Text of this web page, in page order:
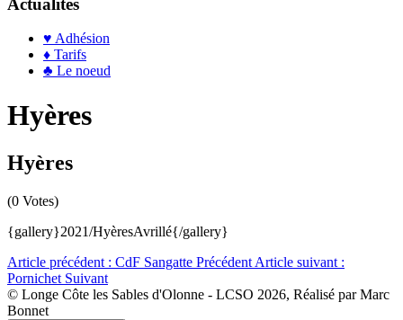
Actualités
♥ Adhésion
♦ Tarifs
♣ Le noeud
Hyères
Hyères
(0 Votes)
{gallery}2021/HyèresAvrillé{/gallery}
Article précédent : CdF Sangatte Précédent Article suivant :
Pornichet Suivant
© Longe Côte les Sables d'Olonne - LCSO 2026, Réalisé par Marc
Bonnet